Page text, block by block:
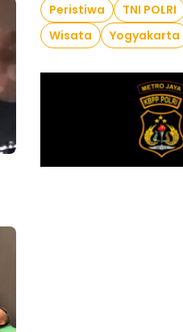
Peristiwa
TNI POLRI
Wisata
Yogyakarta